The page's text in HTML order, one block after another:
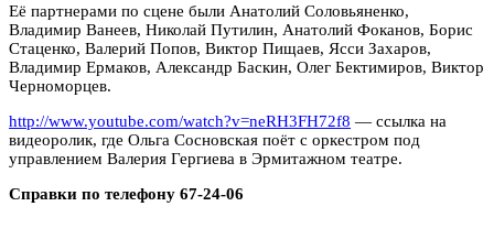
Её партнерами по сцене были Анатолий Соловьяненко,
Владимир Ванеев, Николай Путилин, Анатолий Фоканов, Борис
Стаценко, Валерий Попов, Виктор Пищаев, Ясси Захаров,
Владимир Ермаков, Александр Баскин, Олег Бектимиров, Виктор
Черноморцев.
http://www.youtube.com/watch?v=neRH3FH72f8 — ссылка на
видеоролик, где Ольга Сосновская поёт с оркестром под
управлением Валерия Гергиева в Эрмитажном театре.
Справки по телефону 67-24-06